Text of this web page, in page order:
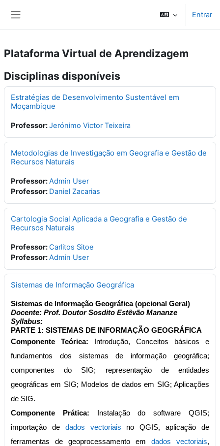
Entrar
Plataforma Virtual de Aprendizagem
Disciplinas disponíveis
Estratégias de Desenvolvimento Sustentável em
Moçambique
Professor:Jerónimo Victor Teixeira
Metodologias de Investigação em Geografia e Gestão de
Recursos Naturais
Professor:Admin User
Professor: Daniel Zacarias
Cartologia Social Aplicada a Geografia e Gestão de
Recursos Naturais
Professor:Carlitos Sitoe
Professor:Admin User
Sistemas de Informação Geográfica
Sistemas de Informação Geográfica (opcional Geral)
Docente: Prof. Doutor Sosdito Estêvão Mananze
Syllabus:
PARTE 1: SISTEMAS DE INFORMAÇÃO GEOGRÁFICA
Componente Teórica:
Introdução, Conceitos básicos e
fundamentos dos sistemas de informação geográfica;
componentes do SIG; representação de entidades
geográficas em SIG; Modelos de dados em SIG; Aplicações
de SIG.
Componente Prática: Instalação do software QGIS;
importação de dados vectoriais no QGIS, aplicação de
ferramentas de geoprocessamento em dados vectoriais,